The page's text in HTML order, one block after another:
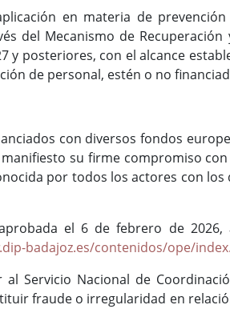
en materia de
Mecanismo de Recuperación y
posteriores, con el alcance
de personal, estén o no
con diversos fondos
su firme compromiso
por todos los actores con
el 6 de febrero de 2026,
badajoz.es/contenidos/ope/
Servicio Nacional de
fraude o irregularidad en